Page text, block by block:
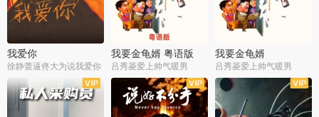
我爱你
徐静蕾逼佟大为说我爱你
我要金龟婿 粤语版
吕秀菱爱上帅气暖男
我要金龟婿
吕秀菱爱上帅气暖男